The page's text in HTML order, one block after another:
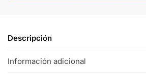
Descripción
Información adicional